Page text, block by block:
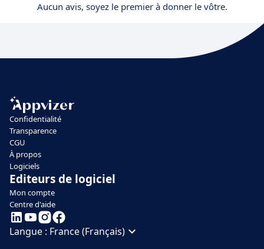
Aucun avis, soyez le premier à donner le vôtre.
Confidentialité
Transparence
CGU
À propos
Logiciels
Editeurs de logiciel
Mon compte
Centre d'aide
Langue : France (Français)